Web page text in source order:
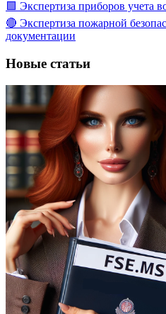
🟩 Экспертиза приборов учета
🔴 Экспертиза пожарной
документации
Новые статьи